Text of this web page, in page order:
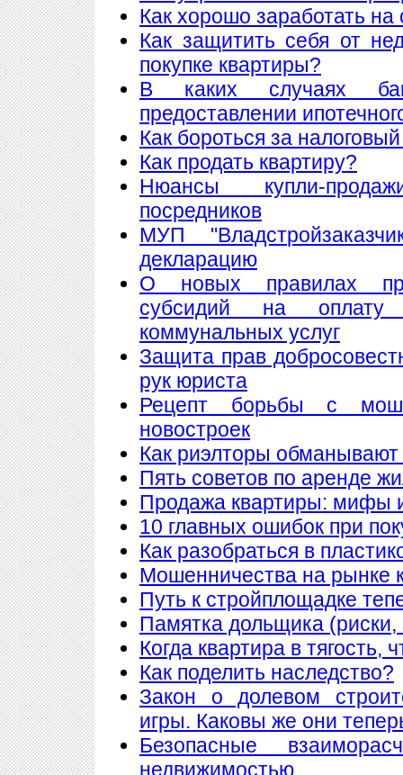
Как хорошо заработать
Как защитить себя от
покупке квартиры?
В каких случаях
предоставлении
Как бороться за
Как продать квартиру?
Нюансы купли-
посредников
МУП
декларацию
О новых правилах
субсидий на
коммунальных услуг
Защита прав
рук юриста
Рецепт борьбы с
новостроек
Как риэлторы обманывают
Пять советов по аренде
Продажа квартиры: мифы
10 главных ошибок при
Как разобраться в
Мошенничества на рынке
Путь к стройплощадке
Памятка дольщика (риски,
Когда квартира в тягость,
Как поделить наследство?
Закон о долевом
игры. Каковы же они
Безопасные
недвижимостью